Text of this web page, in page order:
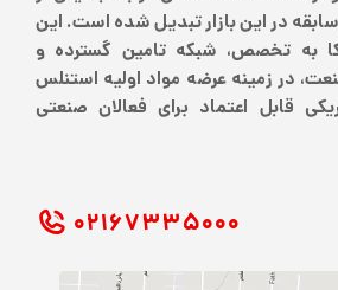
در این بازار تبدیل شده است. این
به تخصص، شبکه تامین گسترده و
در زمینه عرضه مواد اولیه استنلس
قابل اعتماد برای فعالان صنعتی
۰۲۱ ۶۷۳۳۵۰۰۰